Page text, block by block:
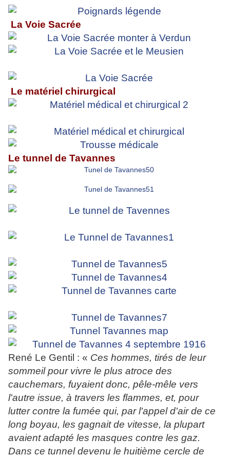
La Voie Sacrée
Le matériel chirurgical
Le tunnel de Tavannes
René Le Gentil : « Ces hommes, tirés de leur
sommeil pour vivre le plus atroce des
cauchemars, fuyaient donc, pêle-mêle vers
l'autre issue, à travers les flammes, et, pour
lutter contre la fumée qui, par l'appel d'air de ce
long boyau, les gagnait de vitesse, la plupart
avaient adapté les masques contre les gaz.
Dans ce tunnel devenu le huitième cercle de